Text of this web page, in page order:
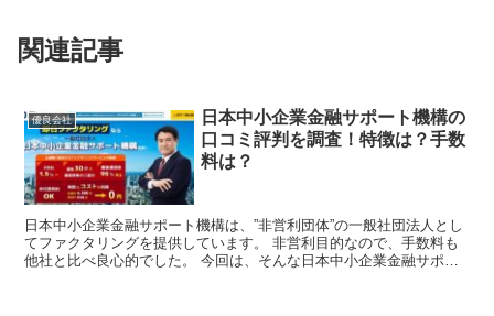
関連記事
優良会社
日本中小企業金融サポート機構の
口コミ評判を調査！特徴は？手数
料は？
日本中小企業金融サポート機構は、”非営利団体”の一般社団法人とし
てファクタリングを提供しています。 非営利目的なので、手数料も
他社と比べ良心的でした。 今回は、そんな日本中小企業金融サポー